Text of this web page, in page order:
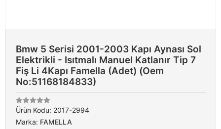
Bmw 5 Serisi 2001-2003 Kapı Aynası Sol
Elektrikli - Isıtmalı Manuel Katlanır Tip 7
Fiş Li 4Kapı Famella (Adet) (Oem
No:51168184833)
Ürün Kodu: 2017-2994
Marka: FAMELLA